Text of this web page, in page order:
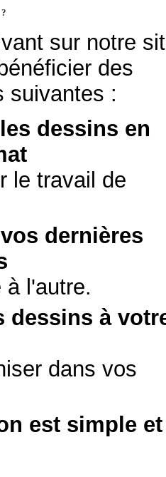
sur notre
des
suivantes :
dessins en
le travail de
dernières
à l'autre.
dessins à
dans vos
est simple et